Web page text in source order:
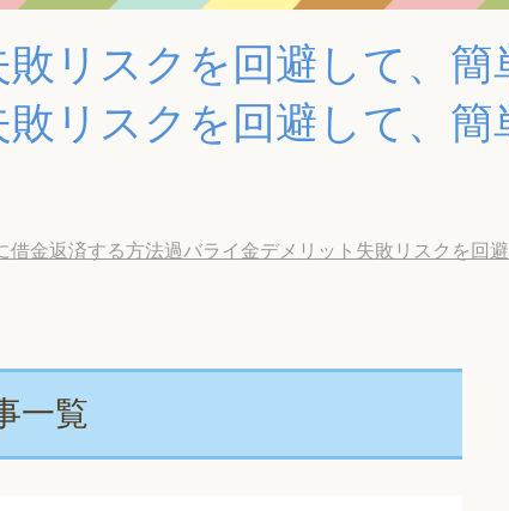
リスクを回避して、
リスクを回避して、
金返済する方法過バライ金デメリット失敗リスクを回
一覧